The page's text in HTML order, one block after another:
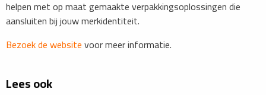
helpen met op maat gemaakte verpakkingsoplossingen die
aansluiten bij jouw merkidentiteit.
Bezoek de websitevoor meer informatie.
Lees ook